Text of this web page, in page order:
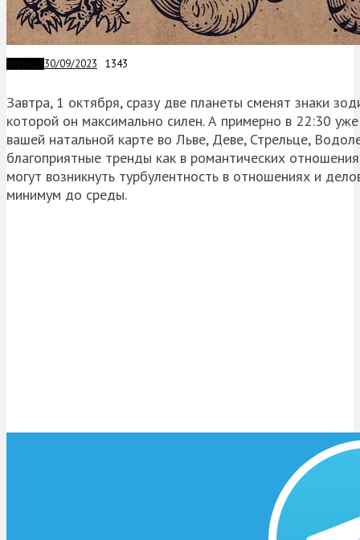
30/09/2023 1343
Завтра, 1 октября, сразу две планеты сменят знаки
которой он максимально силен. А примерно в 22:30
вашей натальной карте во Льве, Деве, Стрельце,
благоприятные тренды как в романтических
могут возникнуть турбулентность в отношениях и
минимум до среды.